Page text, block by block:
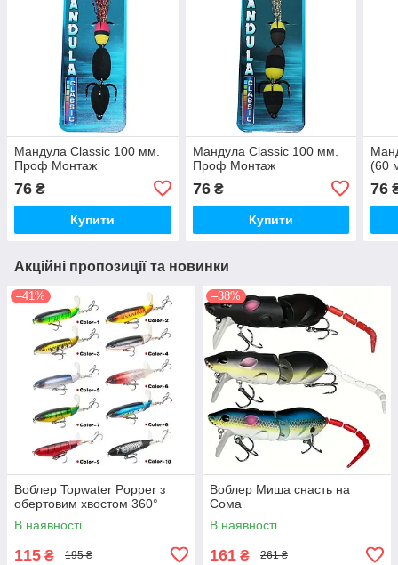
Мандула Classic 100 мм.
Проф Монтаж
76 ₴
Купити
Мандула Classic 100 мм.
Проф Монтаж
76₴
Купити
(60
76
Акційні пропозиції та новинки
–41%
Воблер Topwater Popper з
обертовим хвостом 360°
В наявності
115 ₴ 195 ₴
–38%
Воблер Миша снасть на
Сома
В наявності
161 ₴ 261 ₴